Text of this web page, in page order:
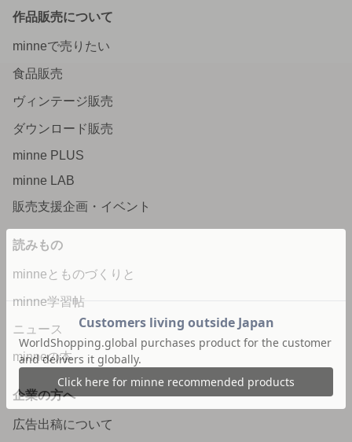
作品販売について
minneで売りたい
食品販売
ヴィンテージ販売
ダウンロード販売
minne PLUS
minne LAB
販売支援企画・イベント
読みもの
minneとものづくりと
minne学習帖
ニュース
minneの本
企業の方へ
広告出稿について